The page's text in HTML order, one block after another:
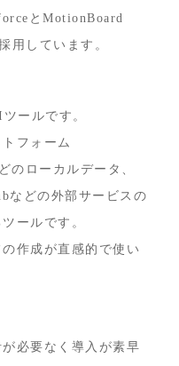
とMotionBoard
用しています。
ールです。
フォーム
のローカルデータ、
などの外部サービスの
ールです。
作成が直感的で使い
必要なく導入が素早